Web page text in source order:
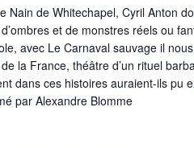
Nain de Whitechapel, Cyril Anton
et de monstres réels ou
avec Le Carnaval sauvage il
la France, théâtre d’un rituel
dans ces histoires auraient-ils pu
par Alexandre Blomme